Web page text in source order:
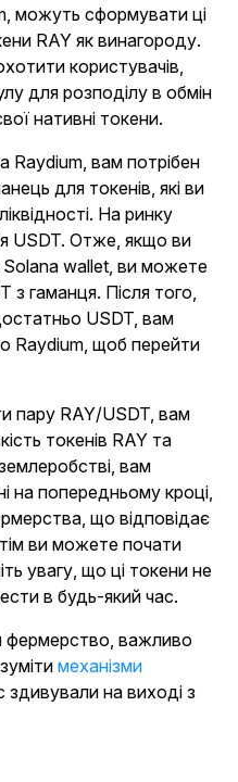
можуть сформувати ці
RAY як винагороду.
користувачів,
для розподілу в обмін
нативні токени.
Raydium, вам потрібен
для токенів, які ви
На ринку
USDT. Отже, якщо ви
Solana wallet, ви можете
гаманця. Після того,
USDT, вам
Raydium, щоб перейти
пару RAY/USDT, вам
токенів RAY та
вам
на попередньому кроці,
що відповідає
ви можете почати
увагу, що ці токени не
в будь-який час.
фермерство, важливо
механізми
здивували на виході з